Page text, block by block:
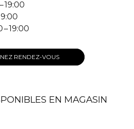
19:00
19:00
RENDEZ-VOUS
EN MAGASIN